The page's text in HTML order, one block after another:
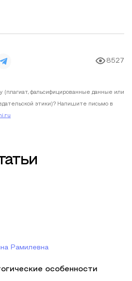
8527
фальсифицированные данные или
этики)? Напишите письмо в
Рамилевна
особенности